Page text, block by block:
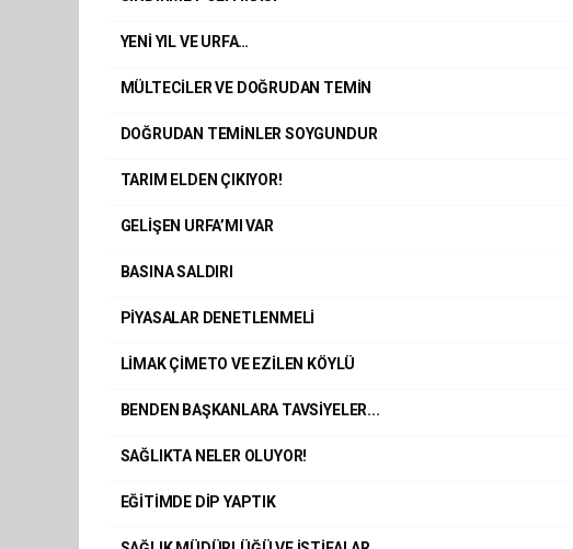
YENİ YIL VE URFA…
MÜLTECİLER VE DOĞRUDAN TEMİN
DOĞRUDAN TEMİNLER SOYGUNDUR
TARIM ELDEN ÇIKIYOR!
GELİŞEN URFA’MI VAR
BASINA SALDIRI
PİYASALAR DENETLENMELİ
LİMAK ÇİMETO VE EZİLEN KÖYLÜ
BENDEN BAŞKANLARA TAVSİYELER...
SAĞLIKTA NELER OLUYOR!
EĞİTİMDE DİP YAPTIK